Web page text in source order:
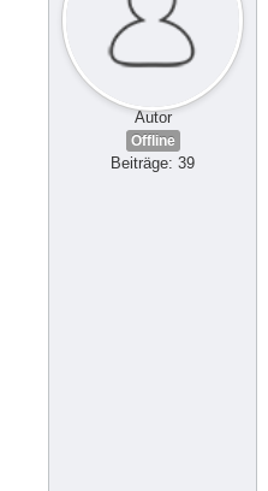
Autor
Offline
Beiträge: 39